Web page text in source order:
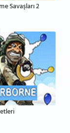
Savaşları 2